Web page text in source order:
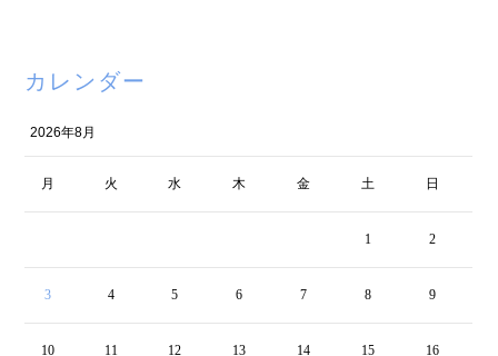
カレンダー
2026年8月
月 火 水 木 金 土 日
1 2
3 4 5 6 7 8 9
10 11 12 13 14 15 16